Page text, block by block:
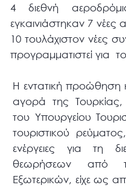
4 διεθνή
εγκαινιάστηκαν 7 νέες
10 τουλάχιστον νέες
προγραμματιστεί για
Η εντατική προώθηση
αγορά της
του Υπουργείου
τουριστικού
ενέργειες για τη
θεωρήσεων από
Εξωτερικών, είχε ως